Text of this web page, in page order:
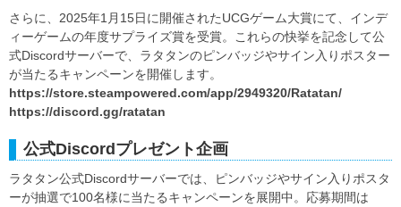
さらに、2025年1月15日に開催されたUCGゲーム大賞にて、インデ
ィーゲームの年度サプライズ賞を受賞。これらの快挙を記念して公
式Discordサーバーで、ラタタンのピンバッジやサイン入りポスター
が当たるキャンペーンを開催します。
https://store.steampowered.com/app/2949320/Ratatan/
https://discord.gg/ratatan
公式Discordプレゼント企画
ラタタン公式Discordサーバーでは、ピンバッジやサイン入りポスタ
ーが抽選で100名様に当たるキャンペーンを展開中。応募期間は